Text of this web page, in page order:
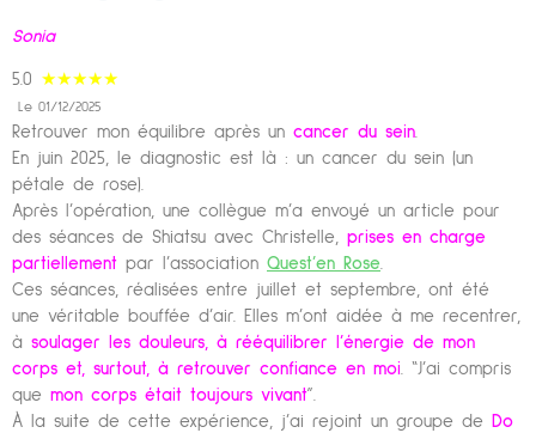
Sonia
5.0 ★★★★★
Le 01/12/2025
Retrouver mon équilibre après un cancer du sein.
En juin 2025, le diagnostic est là : un cancer du sein (un
pétale de rose).
Après l’opération, une collègue m’a envoyé un article pour
des séances de Shiatsu avec Christelle, prises en charge
partiellement par l’association Quest’en Rose.
Ces séances, réalisées entre juillet et septembre, ont été
une véritable bouffée d’air. Elles m’ont aidée à me recentrer,
à soulager les douleurs, à rééquilibrer l’énergie de mon
corps et, surtout, à retrouver confiance en moi. “J’ai compris
que mon corps était toujours vivant”.
À la suite de cette expérience, j’ai rejoint un groupe de Do